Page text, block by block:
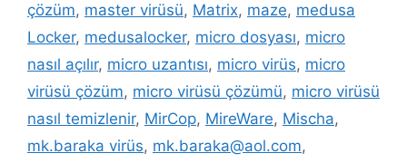
çözüm, master virüsü, Matrix, maze, medusa
Locker, medusalocker, micro dosyası, micro
nasıl açılır, micro uzantısı, micro virüs, micro
virüsü çözüm, micro virüsü çözümü, micro virüsü
nasıl temizlenir, MirCop, MireWare, Mischa,
mk.baraka virüs, mk.baraka@aol.com,